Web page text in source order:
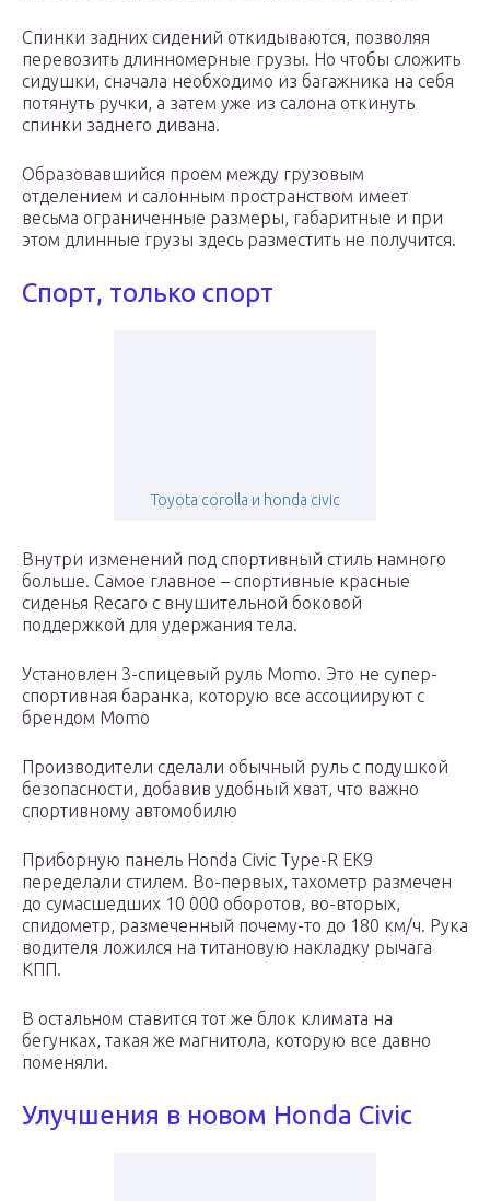
Спинки задних сидений откидываются, позволяя
перевозить длинномерные грузы. Но чтобы сложить
сидушки, сначала необходимо из багажника на себя
потянуть ручки, а затем уже из салона откинуть
спинки заднего дивана.
Образовавшийся проем между грузовым
отделением и салонным пространством имеет
весьма ограниченные размеры, габаритные и при
этом длинные грузы здесь разместить не получится.
Спорт, только спорт
Toyota corolla и honda civic
Внутри изменений под спортивный стиль намного
больше. Самое главное – спортивные красные
сиденья Recaro с внушительной боковой
поддержкой для удержания тела.
Установлен 3-спицевый руль Momo. Это не супер-
спортивная баранка, которую все ассоциируют с
брендом Momo
Производители сделали обычный руль с подушкой
безопасности, добавив удобный хват, что важно
спортивному автомобилю
Приборную панель Honda Civic Type-R EK9
переделали стилем. Во-первых, тахометр размечен
до сумасшедших 10 000 оборотов, во-вторых,
спидометр, размеченный почему-то до 180 км/ч. Рука
водителя ложился на титановую накладку рычага
КПП.
В остальном ставится тот же блок климата на
бегунках, такая же магнитола, которую все давно
поменяли.
Улучшения в новом Honda Civic